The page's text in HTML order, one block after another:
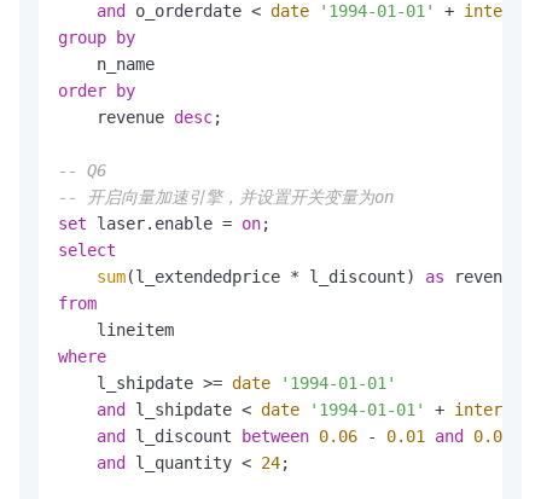
and
o_orderdate < date '1994-01-01' + interval
group
by
order
by
    revenue
desc;
-- Q6
-- 开启向量加速引擎，并设置开关变量为on
set laser.enable = on
select
sum(l_extendedprice * l_discount) as
from
where
    l_shipdate
>= date
'1994-01-01'
and
l_shipdate < date '1994-01-01' + interval
and
l_discount between 0.06 - 0.01 and 0.06
and
l_quantity < 24;